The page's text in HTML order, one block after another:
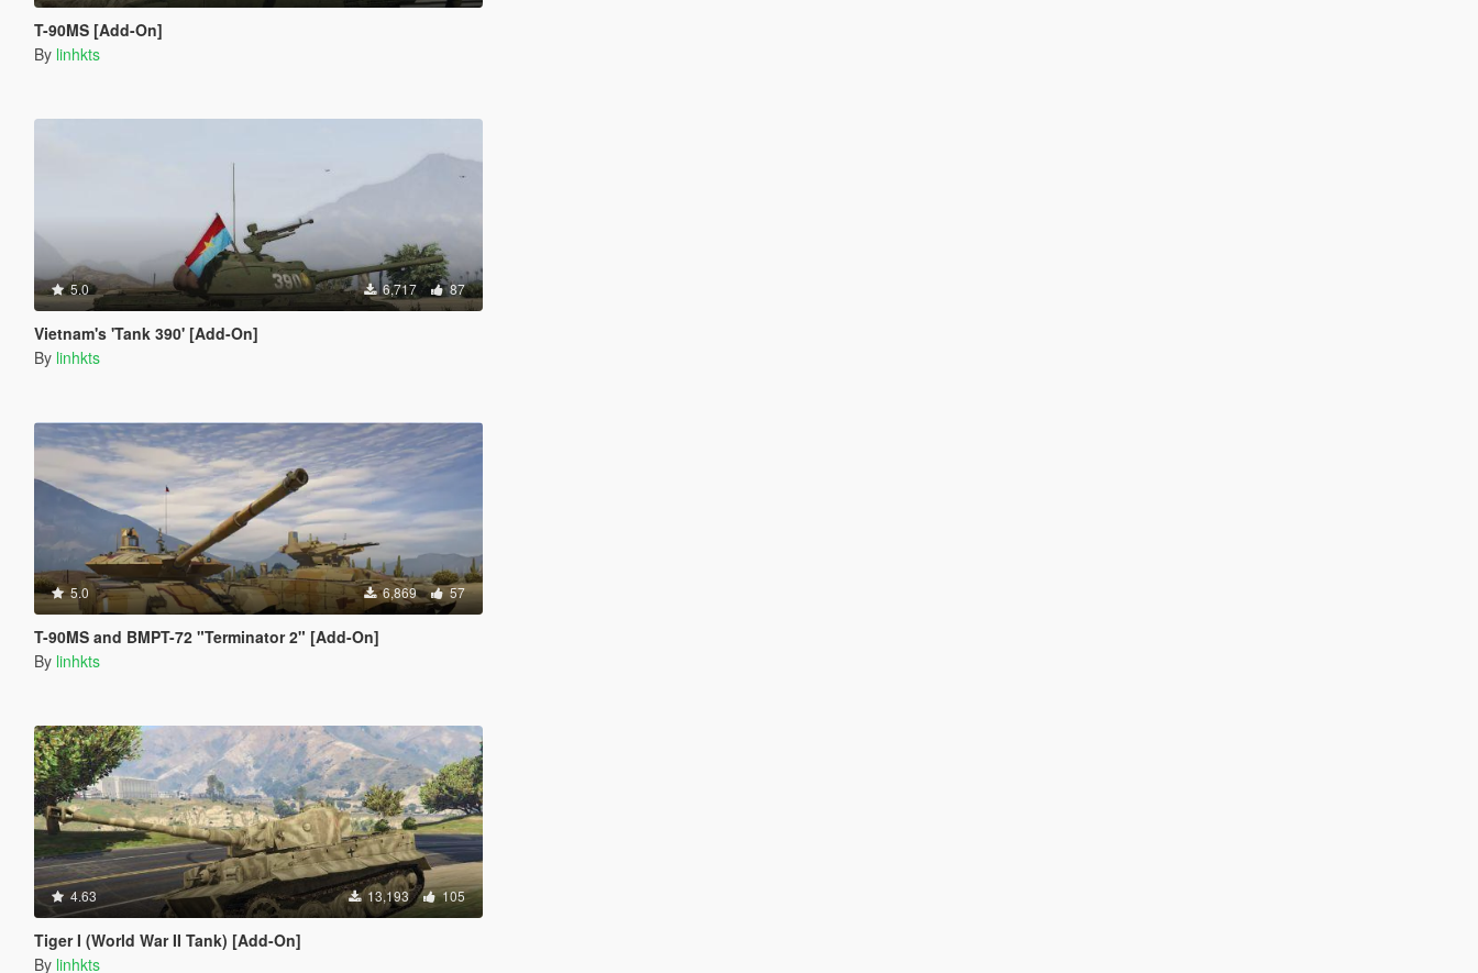
T-90MS [Add-On]
By linhkts
5.0 6,717 87
Vietnam's 'Tank 390' [Add-On]
By linhkts
5.0 6,869 57
T-90MS and BMPT-72 "Terminator 2" [Add-On]
By linhkts
4.63 13,193 105
Tiger I (World War II Tank) [Add-On]
By linhkts